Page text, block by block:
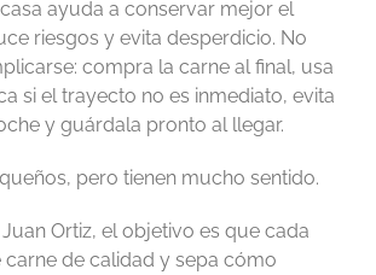
ayuda a conservar mejor el
riesgos y evita desperdicio. No
compra la carne al final, usa
si el trayecto no es inmediato, evita
y guárdala pronto al llegar.
pero tienen mucho sentido.
Ortiz, el objetivo es que cada
carne de calidad y sepa cómo